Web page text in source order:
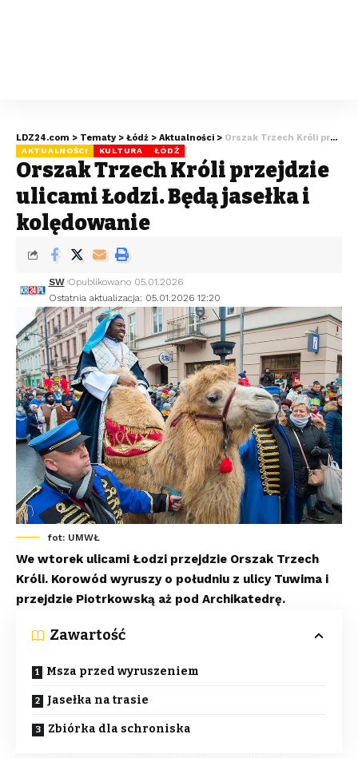
LDZ24.com > Tematy > Łódź > Aktualności > Orszak Trzech Króli przejdzie ulicami Łodzi. Będą jasełka i kolędowanie
AKTUALNOŚCI KULTURA ŁÓDŹ
Orszak Trzech Króli przejdzie
ulicami Łodzi. Będą jasełka i
kolędowanie
Ostatnia aktualizacja: 05.01.2026 12:20
SW Opublikowano 05.01.2026
fot: UMWŁ
We wtorek ulicami Łodzi przejdzie Orszak Trzech
Króli. Korowód wyruszy o południu z ulicy Tuwima i
przejdzie Piotrkowską aż pod Archikatedrę.
Zawartość
Msza przed wyruszeniem
Jasełka na trasie
Zbiórka dla schroniska